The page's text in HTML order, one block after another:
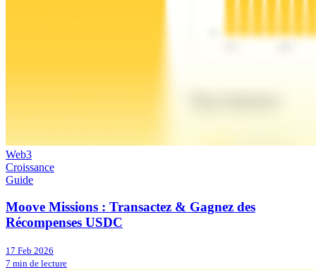
Web3
Croissance
Guide
Moove Missions : Transactez & Gagnez des
Récompenses USDC
17 Feb 2026
7 min de lecture